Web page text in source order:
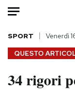
HOME
Italia
QUESTO
SPORT Venerdì
34 rigori